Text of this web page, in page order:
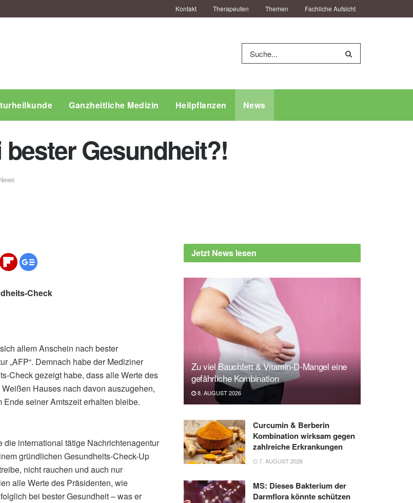
Kontakt Therapeuten Themen Fachliche Aufsicht
Ganzheitliche Medizin Heilpflanzen News
Gesundheit?!
Check
allem Anschein nach bester
„AFP“. Demnach habe der Mediziner
Check gezeigt habe, dass alle Werte des
Hauses nach davon auszugehen,
seiner Amtszeit erhalten bleibe.
international tätige Nachrichtenagentur
gründlichen Gesundheits-Check-Up
nicht rauchen und auch nur
alle Werte des Präsidenten, wie
bei bester Gesundheit – was er
Jetzt News lesen
Zu viel Bauchfett & Vitamin-D-Mangel eine
gefährliche Kombination
8. AUGUST 2026
Curcumin & Berberin
Kombination wirksam gegen
zahlreiche Erkrankungen
7. AUGUST 2026
MS: Dieses Bakterium der
Darmflora könnte schützen